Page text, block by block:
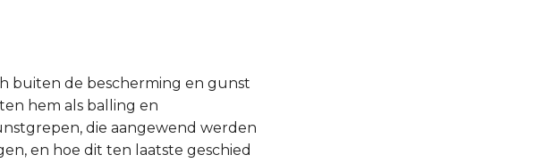
buiten de bescherming en gunst
hem als balling en
die aangewend werden
en hoe dit ten laatste geschied